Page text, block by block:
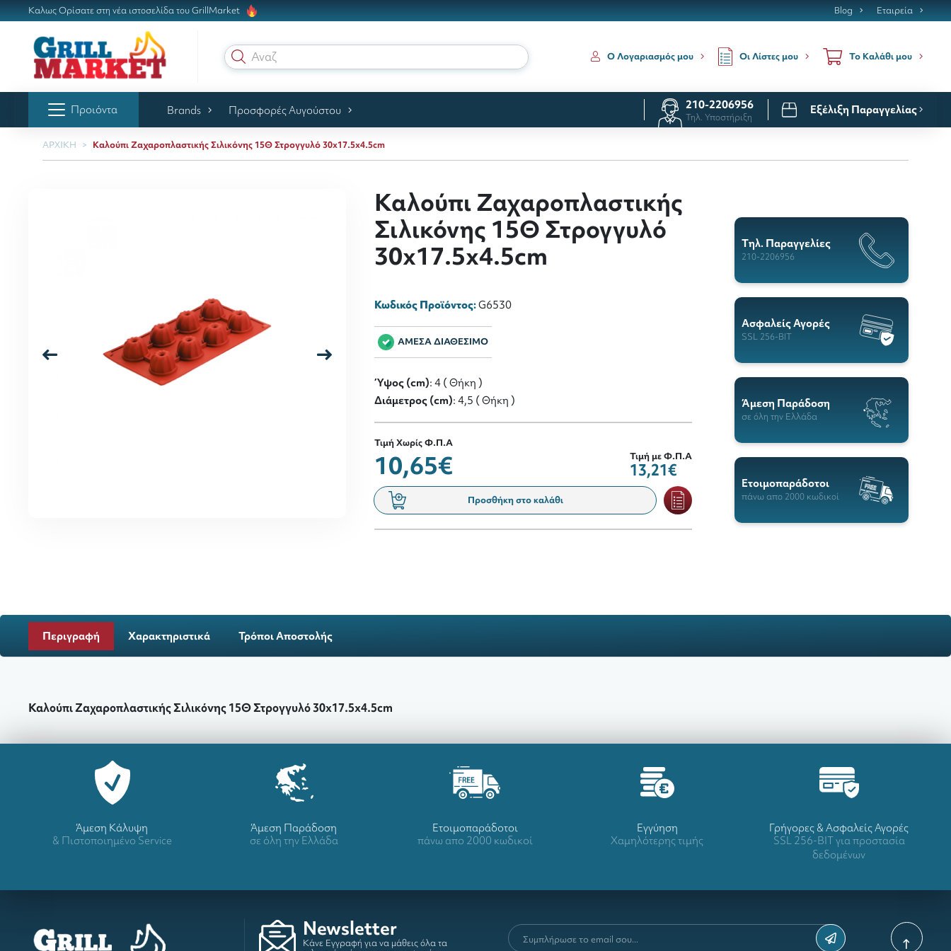
Καλως Ορίσατε στη νέα ιστοσελίδα του GrillMarket Blog Εταιρεία
Αναζήτησ Ο Λογαριασμός μου Οι Λίστες μου Το Καλάθι μου
Προιόντα Brands Προσφορές Αυγούστου 210-2206956
Τηλ. Υποστήριξη
Εξέλιξη Παραγγελίας
ΑΡΧΙΚΗ Καλούπι Ζαχαροπλαστικής Σιλικόνης 15Θ Στρογγυλό 30x17.5x4.5cm
Καλούπι Ζαχαροπλαστικής
Σιλικόνης 15Θ Στρογγυλό
30x17.5x4.5cm
Κωδικός Προϊόντος:G6530
ΑΜΕΣΑ ΔΙΑΘΕΣΙΜΟ
Ύψος (cm): 4 ( Θήκη )
Διάμετρος (cm): 4,5 ( Θήκη )
Τιμή Χωρίς Φ.Π.Α
10,65€ Τιμή με Φ.Π.Α
13,21€
Προσθήκη στο καλάθι
Tηλ. Παραγγελίες
210-2206956
Ασφαλείς Αγορές
SSL 256-BIT
Άμεση Παράδοση
σε όλη την Ελλάδα
Ετοιμοπαράδοτοι
πάνω απο 2000 κωδικοί
Περιγραφή Χαρακτηριστικά Τρόποι Αποστολής
Καλούπι Ζαχαροπλαστικής Σιλικόνης 15Θ Στρογγυλό 30x17.5x4.5cm
Άμεση Κάλυψη
& Πιστοποιημένο Service
Άμεση Παράδοση
σε όλη την Ελλάδα
Ετοιμοπαράδοτοι
πάνω απο 2000 κωδικοί
Eγγύηση
Χαμηλότερης τιμής
Γρήγορες & Ασφαλείς Αγορές
SSL 256-BIT για προστασία
δεδομένων
Newsletter
Κάνε Εγγραφή για να μάθεις όλα τα